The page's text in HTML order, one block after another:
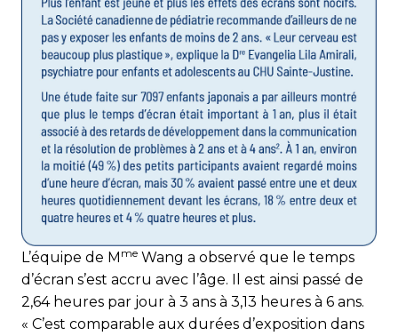
L’équipe de M me Wang a observé que le temps
d’écran s’est accru avec l’âge. Il est ainsi passé de
2,64 heures par jour à 3 ans à 3,13 heures à 6 ans.
« C’est comparable aux durées d’exposition dans